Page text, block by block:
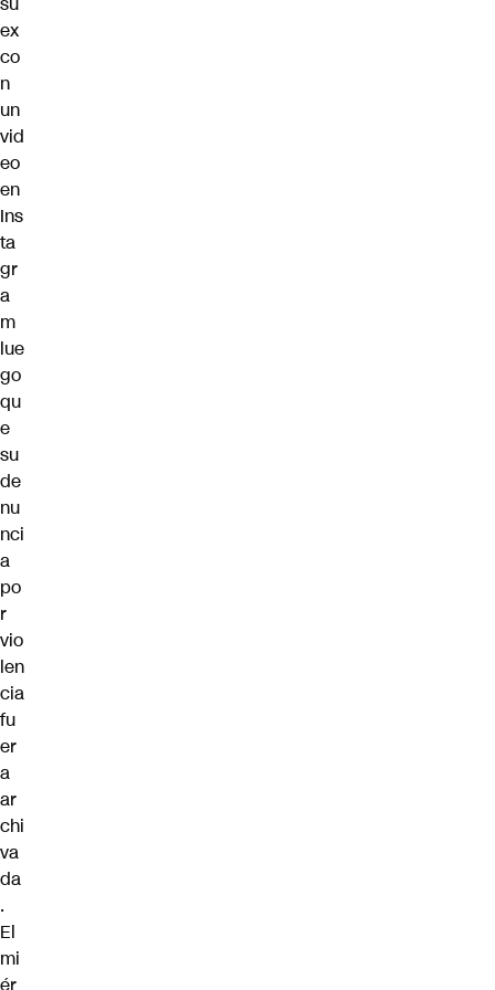
ex
co
n
un
vid
eo
en
Ins
ta
gr
a
m
lue
go
qu
e
su
de
nu
nci
a
po
r
vio
len
cia
fu
er
a
ar
chi
va
da
.
El
mi
ér